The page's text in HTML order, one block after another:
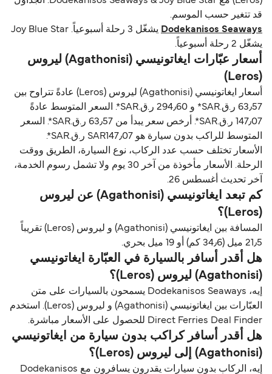
قد تتغير حسب الموسم.
Dodekanisos Seaways
يشغّل 3 رحلة أسبوعياً. Joy Blue Star
يشغّل 2 رحلة أسبوعياً.
أسعار عبّارات ايغاتونيسي (Agathonisi) ليروس
(Leros)
أسعار ايغاتونيسي (Agathonisi) ليروس (Leros) عادةً تتراوح بين
63٫57 ر.ق.‏SAR* و 294٫60 ر.ق.‏SAR*. السعر المتوسط عادةً
147٫07 ر.ق.‏SAR*. أرخص سعر يبدأ من 63٫57 ر.ق.‏SAR*. السعر
المتوسط للراكب بدون سيارة هو SAR147٫07 ر.ق.‏SAR*.
الأسعار تختلف حسب عدد الركاب، نوع السيارة، الطريق ووقت
الرحلة. الأسعار مأخوذة من آخر 30 يوم ولا تشمل رسوم الخدمة،
آخر تحديث أغسطس 26.
كم تبعد ايغاتونيسي (Agathonisi) عن ليروس
(Leros)؟
المسافة بين ايغاتونيسي (Agathonisi) و ليروس (Leros) تقريباً
21٫5 ميل (34٫6 كم) أو 19 ميل بحري.
هل أقدر أسافر بالسيارة في العبّارة ايغاتونيسي
(Agathonisi) ليروس (Leros)؟
إيه، Dodekanisos Seaways يسمحون بالسيارات على متن
العبّارات بين ايغاتونيسي (Agathonisi) و ليروس (Leros). استخدم
Direct Ferries Deal Finder للحصول على الأسعار مباشرة.
هل أقدر أسافر كراكب بدون سيارة من ايغاتونيسي
(Agathonisi) إلى ليروس (Leros)؟
إيه، الركاب بدون سيارات يقدرون يسافرون مع Dodekanisos